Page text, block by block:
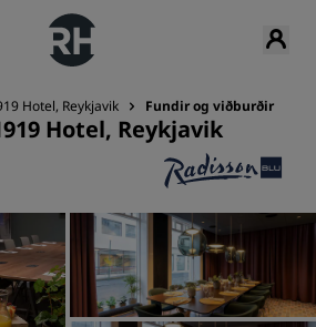
Hotel, Reykjavik Fundir og viðburðir
Hotel, Reykjavik